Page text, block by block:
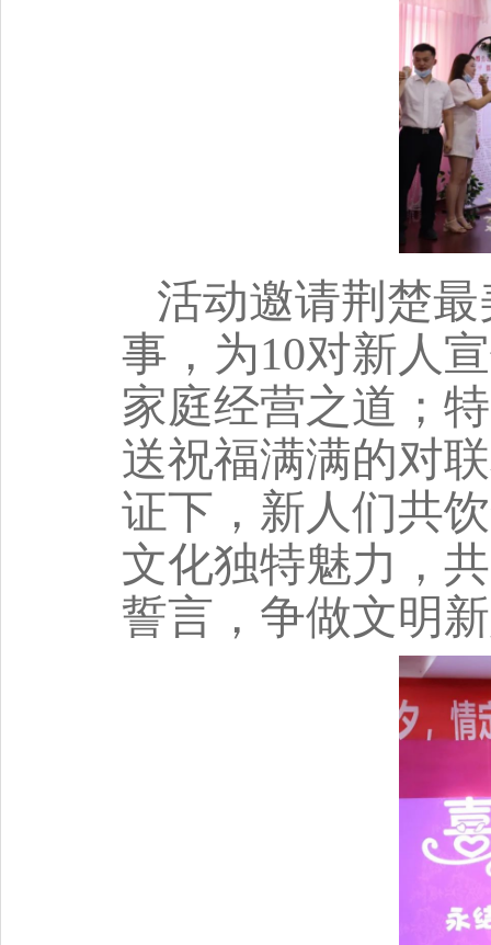
活动邀请荆楚
事，为10对新人
家庭经营之道；
送祝福满满的对
证下，新人们共
文化独特魅力，
誓言，争做文明